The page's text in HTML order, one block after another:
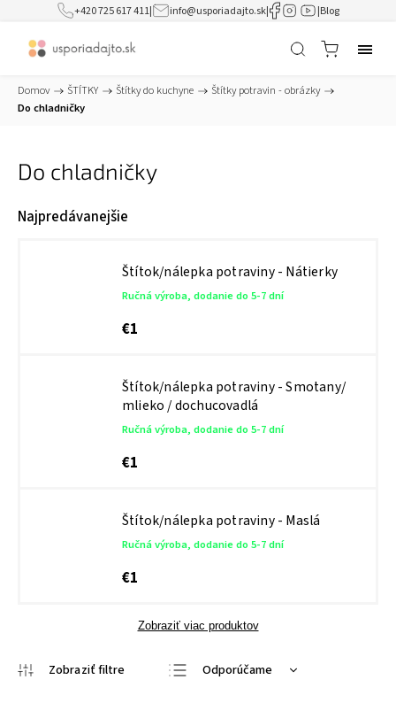
+420 725 617 411| info@usporiadajto.sk| |Blog
Domov / ŠTÍTKY / Štítky do kuchyne / Štítky potravin - obrázky /
Do chladničky
Do chladničky
Najpredávanejšie
Štítok/nálepka potraviny - Nátierky
Ručná výroba, dodanie do 5-7 dní
€1
Štítok/nálepka potraviny - Smotany/
mlieko / dochucovadlá
Ručná výroba, dodanie do 5-7 dní
€1
Štítok/nálepka potraviny - Maslá
Ručná výroba, dodanie do 5-7 dní
€1
Zobraziť viac produktov
Odporúčame